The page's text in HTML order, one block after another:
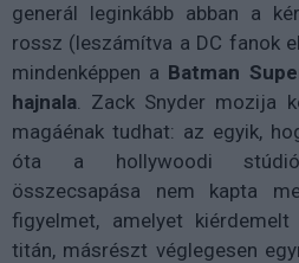
generál leginkább abban a
rossz (leszámítva a DC fanok
mindenképpen a Batman
hajnala. Zack Snyder mozija
magáénak tudhat: az egyik,
óta a hollywoodi
összecsapása nem kapta
figyelmet, amelyet
titán, másrészt véglegesen